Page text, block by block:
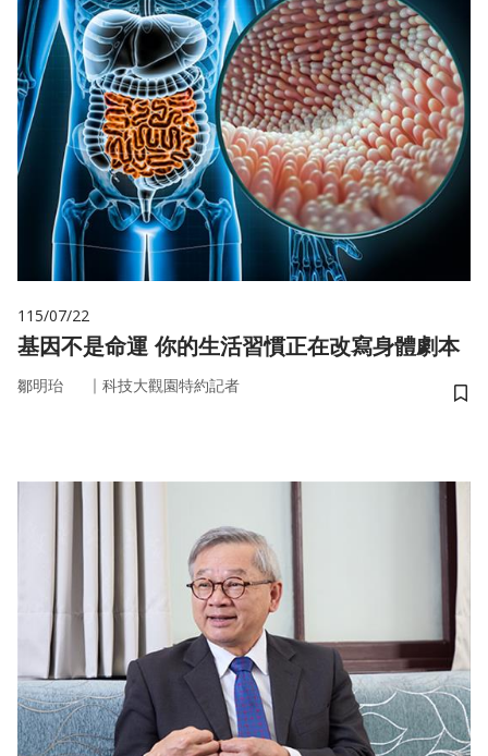
115/07/22
基因不是命運 你的生活習慣正在改寫身體劇本
鄒明珆 ｜ 科技大觀園特約記者
儲